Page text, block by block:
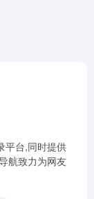
平台,同时提供
航致力为网友